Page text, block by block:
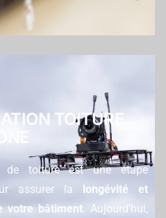
TOITURE
de toiture est une étape
assurer la longévité et
votre bâtiment. Aujourd’hui,